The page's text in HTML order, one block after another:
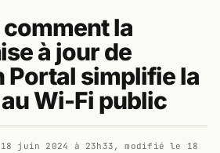
la
à jour de
Portal simplifie la
Wi-Fi public
18 juin 2024 à 23h33 , modifié le 18